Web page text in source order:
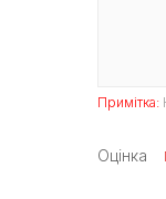
Примітка:
Оцінка